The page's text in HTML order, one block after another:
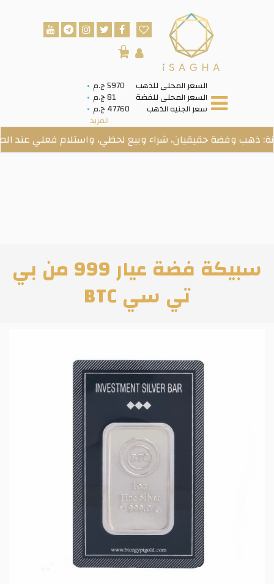
السعر المحلى للذهب 5970 ج.م
السعر المحلى للفضة 81 ج.م
سعر الجنيه الذهب 47760 ج.م
المزيد
0
وفضة حقيقيان، شراء وبيع لحظي، واستلام فعلي عند الطلب.
سبيكة فضة عيار 999 من بي
تي سي BTC